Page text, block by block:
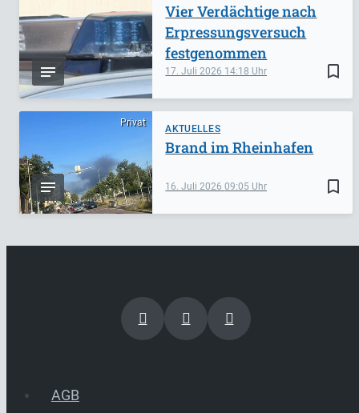
bookmark_border
17. Juli 2026 14:18
Vier Verdächtige nach
Erpressungsversuch
festgenommen
Privat
AKTUELLES
bookmark_border
16. Juli 202609:05
Brand im Rheinhafen
AGB